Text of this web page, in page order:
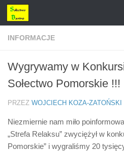
Przejdź do treści
INFORMACJE
Wygrywamy w
Sołectwo Pomorskie !!!
PRZEZ WOJCIECH KOZA-ZATOŃSKI
Niezmiernie nam miło
„Strefa Relaksu” zwyciężył w
Pomorskie” i wygraliśmy 20